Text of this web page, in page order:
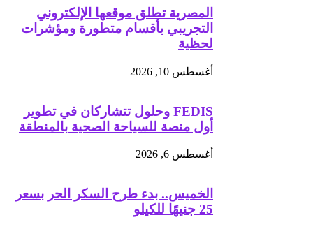
المصرية تطلق موقعها الإلكتروني
التجريبي بأقسام متطورة ومؤشرات
لحظية
أغسطس 10, 2026
FEDIS وحلول تتشاركان في تطوير
أول منصة للسياحة الصحية بالمنطقة
أغسطس 6, 2026
الخميس.. بدء طرح السكر الحر بسعر
25 جنيهًا للكيلو